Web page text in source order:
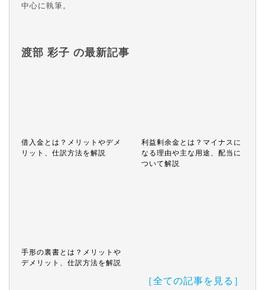
中心に執筆。
渡部 彩子 の最新記事
借入金とは？メリットやデメ
リット、仕訳方法を解説
利益剰余金とは？マイナスに
なる理由や主な用途、配当に
ついて解説
手形の裏書とは？メリットや
デメリット、仕訳方法を解説
［全ての記事を見る］